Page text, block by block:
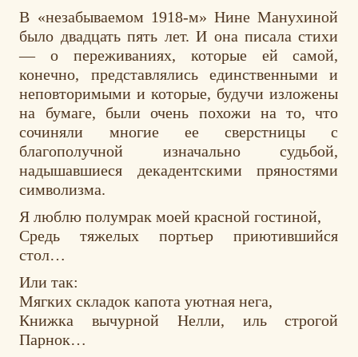
В «незабываемом 1918-м» Нине Манухиной
было двадцать пять лет. И она писала стихи
— о переживаниях, которые ей самой,
конечно, представлялись единственными и
неповторимыми и которые, будучи изложены
на бумаге, были очень похожи на то, что
сочиняли многие ее сверстницы с
благополучной изначально судьбой,
надышавшиеся декадентскими пряностями
символизма.
Я люблю полумрак моей красной гостиной,
Средь тяжелых портьер приютившийся
стол…
Или так:
Мягких складок капота уютная нега,
Книжка вычурной Нелли, иль строгой
Парнок…